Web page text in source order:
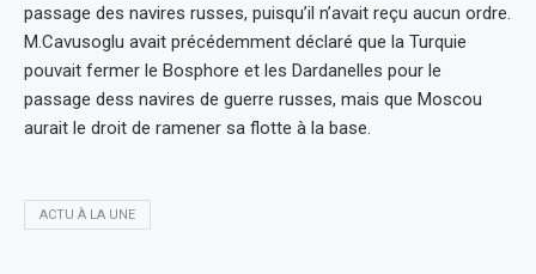
passage des navires russes, puisqu’il n’avait reçu aucun ordre.
M.Cavusoglu avait précédemment déclaré que la Turquie
pouvait fermer le Bosphore et les Dardanelles pour le
passage dess navires de guerre russes, mais que Moscou
aurait le droit de ramener sa flotte à la base.
ACTU À LA UNE